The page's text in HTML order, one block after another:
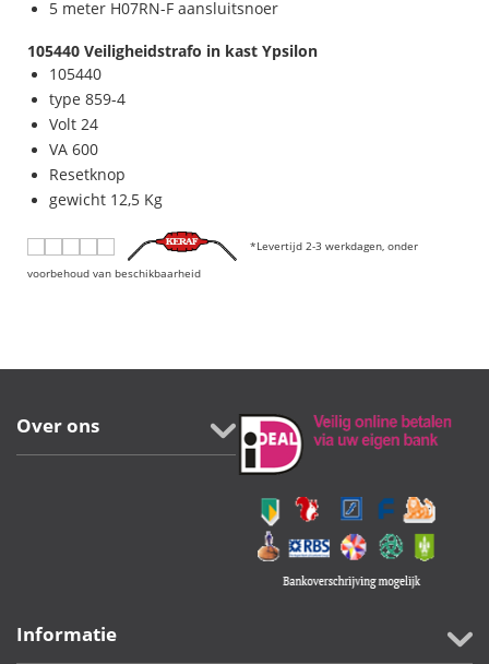
5 meter H07RN-F aansluitsnoer
105440 Veiligheidstrafo in kast Ypsilon
105440
type 859-4
Volt 24
VA 600
Resetknop
gewicht 12,5 Kg
*Levertijd 2-3 werkdagen, onder
voorbehoud van beschikbaarheid
Over ons
Informatie